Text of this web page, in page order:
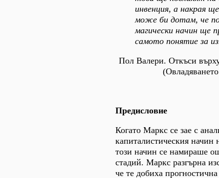
инвенция, а накрая
може би дотам, че
магически начин ще
самото понятие за
Пол Валери. Откъси
Предисловие
Когато Маркс се зае с
капиталистическия начин
този начин се намираше
стадий. Маркс разгърна
че те добиха